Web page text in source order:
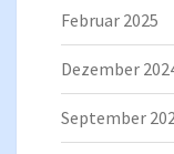
Februar 2025
Dezember
September